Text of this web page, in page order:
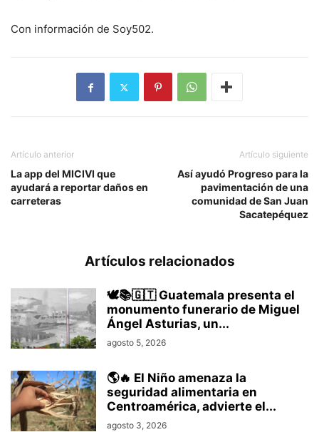
Con información de Soy502.
Artículo anterior
La app del MICIVI que
ayudará a reportar daños en
carreteras
Artículo siguiente
Así ayudó Progreso para la
pavimentación de una
comunidad de San Juan
Sacatepéquez
Artículos relacionados
🕊️📚🇬🇹 Guatemala presenta el
monumento funerario de Miguel
Ángel Asturias, un...
agosto 5, 2026
🌎🔥 El Niño amenaza la
seguridad alimentaria en
Centroamérica, advierte el...
agosto 3, 2026